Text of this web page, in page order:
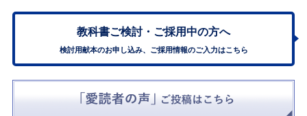
教科書ご検討・ ご採用中の方へ
検討用献本のお申し込み、ご採用情報のご入力はこちら